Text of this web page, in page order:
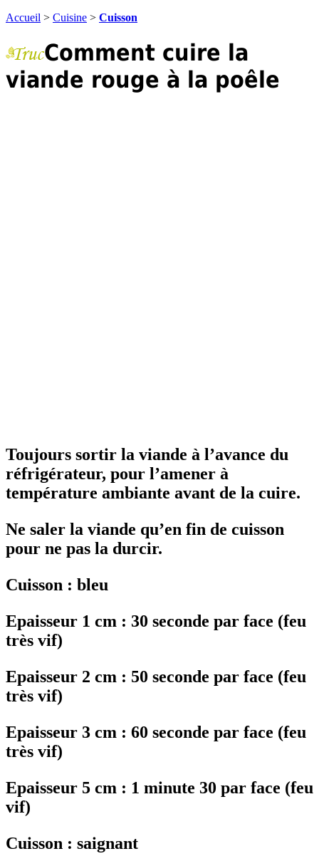
Accueil > Cuisine > Cuisson
Comment cuire la
viande rouge à la poêle
Toujours sortir la viande à l’avance du
réfrigérateur, pour l’amener à
température ambiante avant de la cuire.
Ne saler la viande qu’en fin de cuisson
pour ne pas la durcir.
Cuisson : bleu
Epaisseur 1 cm : 30 seconde par face (feu
très vif)
Epaisseur 2 cm : 50 seconde par face (feu
très vif)
Epaisseur 3 cm : 60 seconde par face (feu
très vif)
Epaisseur 5 cm : 1 minute 30 par face (feu
vif)
Cuisson : saignant